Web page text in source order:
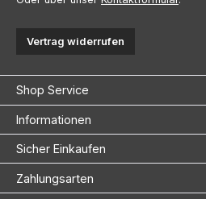
Vertrag widerrufen
Shop Service
Informationen
Sicher Einkaufen
Zahlungsarten